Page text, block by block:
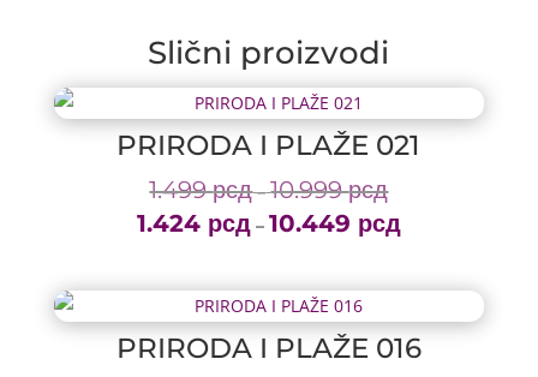
Slični proizvodi
PRIRODA I PLAŽE 021
1.499рсд – 10.999рсдPrice
range:
1.424 рсд – 10.449 рсд
10.449 рсд
PRIRODA I PLAŽE 016